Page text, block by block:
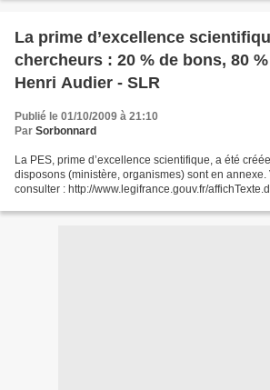
La prime d’excellence
chercheurs : 20 % de bons, 80
Henri Audier - SLR
Publié le 01/10/2009 à 21:10
Par Sorbonnard
La PES, prime d’excellence scientifique, a été
disposons (ministère, organismes) sont en annexe.
consulter : http://www.legifrance.gouv.fr/